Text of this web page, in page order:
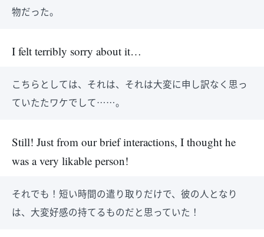
物だった。
I felt terribly sorry about it…
こちらとしては、それは、それは大変に申し訳なく思っ
ていたたワケでして……。
Still! Just from our brief interactions, I thought he
was a very likable person!
それでも！短い時間の遣り取りだけで、彼の人となり
は、大変好感の持てるものだと思っていた！